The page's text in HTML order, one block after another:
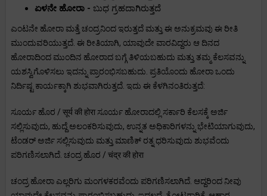
ಏಳನೇ ಹೋರಾ - ಬುಧ ಗ್ರಹದಾಗಿರುತ್ತದೆ
ಎಂಟನೇ ಹೋರಾ ಮತ್ತೆ ಚಂದ್ರನಿಂದ ಇರುತ್ತದೆ ಮತ್ತು ಈ ಅನುಕ್ರಮವು ಈ ರೀತಿ
ಮುಂದುವರಿಯುತ್ತದೆ. ಈ ರೀತಿಯಾಗಿ, ಯಾವುದೇ ವಾರವಿದ್ದರು ಆ ದಿನದ
ಹೋರಾದಿಂದ ಮುಂದಿನ ಹೋರಾದ ಬಗ್ಗೆ ತಿಳಿಯಬಹುದು ಮತ್ತು ತಮ್ಮ ಕೆಲಸವನ್ನು
ಯಶಸ್ವಿಗೊಳಿಸಲು ಇದನ್ನು ಪ್ರಾರಂಭಿಸಬಹುದು. ಪ್ರತಿಯೊಂದು ಹೋರಾ ಒಂದು
ನಿರ್ದಿಷ್ಟ ಕಾರ್ಯಕ್ಕಾಗಿ ಶುಭವಾಗಿರುತ್ತದೆ. ಇದು ಈ ಕೆಳಗಿನಂತಿರುತ್ತದೆ:
ಸೂರ್ಯ ಹೊರ / सूर्य की होरा ಸೂರ್ಯ ಹೋರಾದಲ್ಲಿ ಸರ್ಕಾರಿ ಕೆಲಸಕ್ಕೆ ಅರ್ಜಿ
ಸಲ್ಲಿಸುವುದು, ಹುದ್ದೆ ಅಲಂಕರಿಸುವುದು, ಉನ್ನತ ಅಧಿಕಾರಿಗಳನ್ನು ಭೇಟಿಯಾಗುವುದು,
ಟೆಂಡರ್ ಅರ್ಜಿ ಸಲ್ಲಿಸುವುದು ಮತ್ತು ಮಾಣಿಕ್ ರತ್ನ ಧರಿಸುವುದು ಶುಭವೆಂದು
ಪರಿಗಣಿಸಲಾಗಿದೆ. ಚಂದ್ರ ಹೊರ / चंद्र की होरा
ಚಂದ್ರ ಹೋರಾ ಎಲ್ಲರಿಗು ಮಂಗಳಕರವೆಂದು ಪರಿಗಣಿಸಲಾಗಿದೆ. ಆದ್ದರಿಂದ ನೀವು